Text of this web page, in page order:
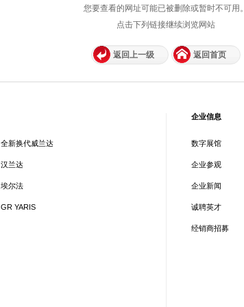
您要查看的网址可能已被删除或暂时不可用。
点击下列链接继续浏览网站
返回上一级 返回首页
全新换代威兰达
汉兰达
埃尔法
GR YARIS
企业信息
数字展馆
企业参观
企业新闻
诚聘英才
经销商招募